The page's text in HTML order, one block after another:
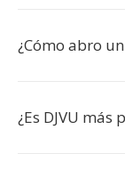
¿Cómo abro
¿Es DJVU más